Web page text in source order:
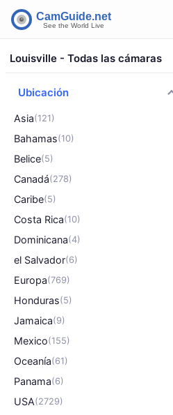
Louisville - Todas las cámaras
Ubicación
Asia(121)
Bahamas(10)
Belice(5)
Canadá(278)
Caribe(5)
Costa Rica(10)
Dominicana(4)
el Salvador(6)
Europa(769)
Honduras(5)
Jamaica(9)
Mexico(155)
Oceanía(61)
Panama(6)
USA(2729)